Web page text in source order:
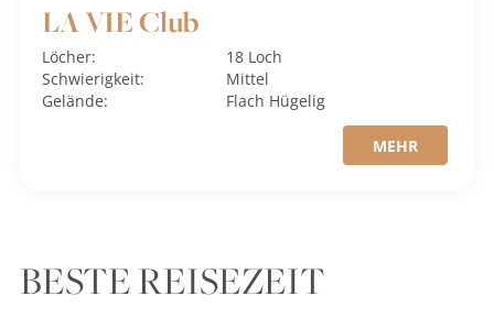
LA VIE Club
Löcher:
18 Loch
Schwierigkeit:
Mittel
Gelände:
Flach Hügelig
MEHR
BESTE REISEZEIT